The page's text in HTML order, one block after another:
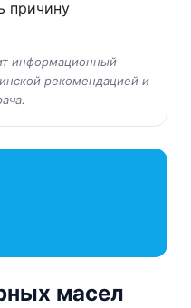
причину
информационный
рекомендацией и
масел